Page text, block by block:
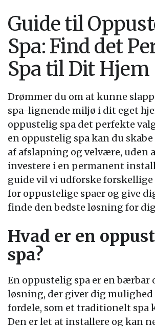
Guide til
Spa: Find det
Spa til Dit Hjem
Drømmer du om at kunne
spa-lignende miljø i dit eget
oppustelig spa det perfekte
en oppustelig spa kan du skabe
af afslapning og velvære, uden
investere i en permanent
guide vil vi udforske
for oppustelige spaer og give
finde den bedste løsning for
Hvad er en
spa?
En oppustelig spa er en bærbar
løsning, der giver dig mulighed
fordele, som et traditionelt spa
Den er let at installere og kan